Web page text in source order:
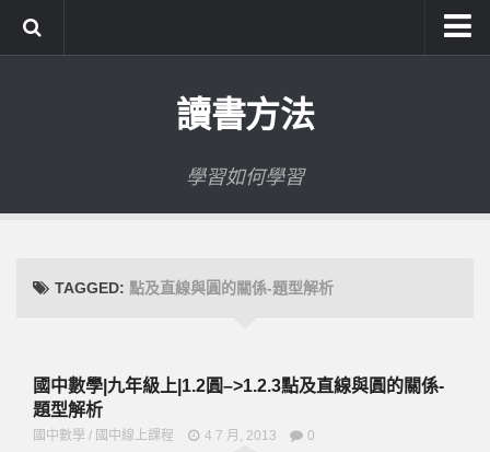
讀書方法
學習如何學習
TAGGED: 點及直線與圓的關係-題型解析
國中數學|九年級上|1.2圓–>1.2.3點及直線與圓的關係-
題型解析
國中數學 / 國中線上課程 4 7 月, 2013 0